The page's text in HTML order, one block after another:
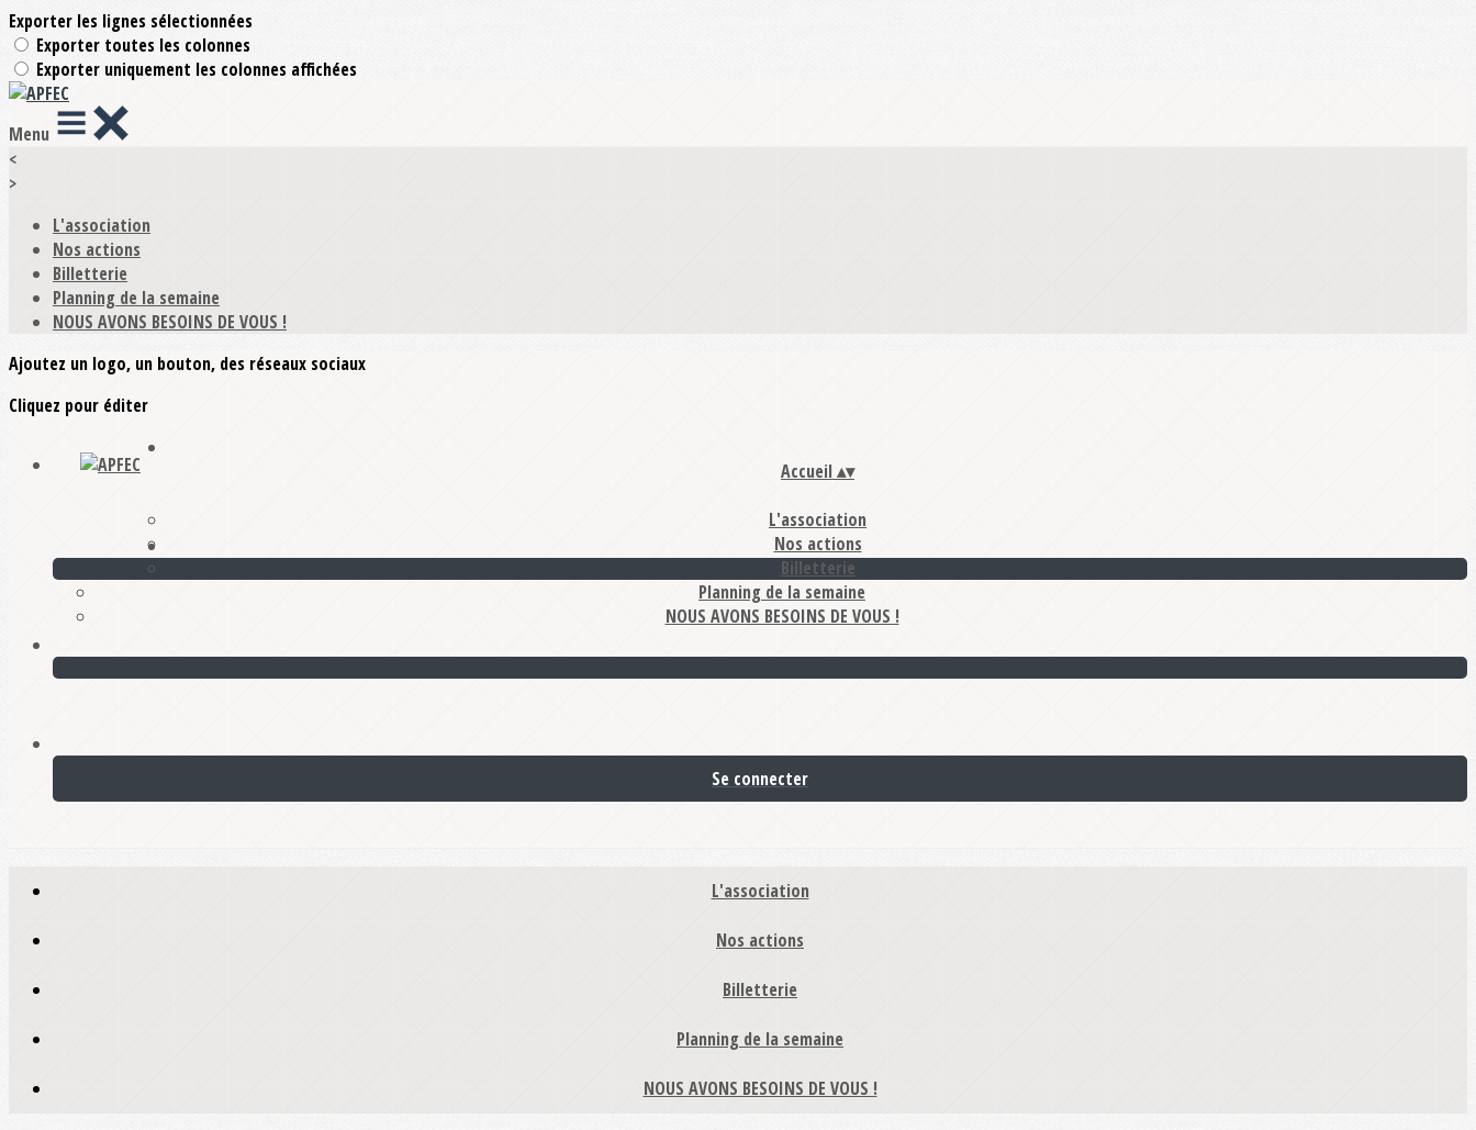
Exporter les lignes sélectionnées
Exporter toutes les colonnes
Exporter uniquement les colonnes affichées
Menu
<
>
L'association
Nos actions
Billetterie
Planning de la semaine
NOUS AVONS BESOINS DE VOUS !
Ajoutez un logo, un bouton, des réseaux sociaux
Cliquez pour éditer
Accueil ▴▾
L'association
Nos actions
Billetterie
Planning de la semaine
NOUS AVONS BESOINS DE VOUS !
Se connecter
L'association
Nos actions
Billetterie
Planning de la semaine
NOUS AVONS BESOINS DE VOUS !